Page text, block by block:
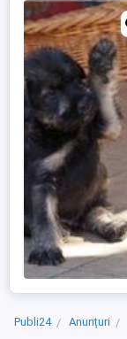
Publi24 Anunțuri